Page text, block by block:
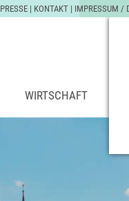
PRESSE | KONTAKT | IMPRESSUM /
WIRTSCHAFT